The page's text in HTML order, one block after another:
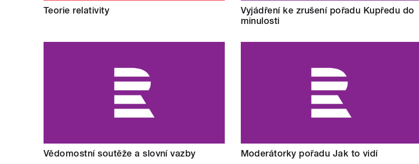
Teorie relativity
Vyjádření ke zrušení pořadu Kupředu do
minulosti
Vědomostní soutěže a slovní vazby Moderátorky pořadu Jak to vidí